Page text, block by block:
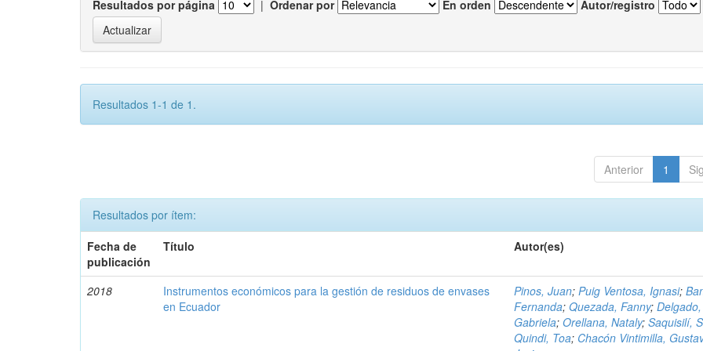
Resultados por página | Ordenar por En orden Autor/registro
Resultados 1-1 de 1.
Anterior 1
Resultados por ítem:
Fecha de
publicación
Título Autor(es)
2018
Instrumentos económicos para la gestión de residuos de envases
en Ecuador
Pinos, Juan;Puig Ventosa, Ignasi;
Fernanda;Quezada, Fanny;Delgado,
Gabriela;Orellana, Nataly;Saquisilí,
Quindi, Toa; Chacón Vintimilla,